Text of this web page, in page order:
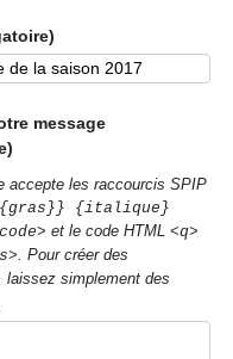
message
accepte les raccourcis SPIP
{italique}
et le code HTML<q>
. Pour créer des
laissez simplement des